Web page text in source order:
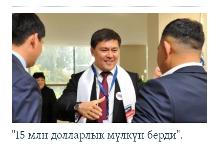
"15 млн долларлык мүлкүн берди".